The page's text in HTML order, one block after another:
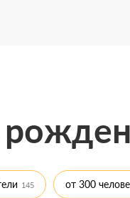
145 от 300